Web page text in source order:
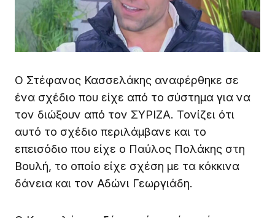
Ο Στέφανος Κασσελάκης αναφέρθηκε σε
ένα σχέδιο που είχε από το σύστημα για να
τον διώξουν από τον ΣΥΡΙΖΑ. Τονίζει ότι
αυτό το σχέδιο περιλάμβανε και το
επεισόδιο που είχε ο Παύλος Πολάκης στη
Βουλή, το οποίο είχε σχέση με τα κόκκινα
δάνεια και τον Αδώνι Γεωργιάδη.